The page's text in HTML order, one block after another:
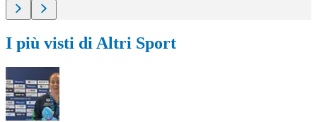
I più visti di Altri Sport